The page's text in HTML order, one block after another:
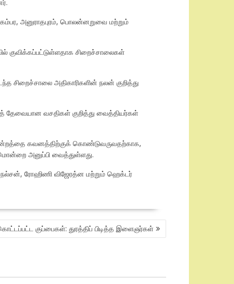
அனுராதபுரம், பொலன்னறுவை மற்றும்
குவிக்கப்பட்டுள்ளதாக சிறைச்சாலைகள்
சிறைச்சாலை அதிகாரிகளின் நலன் குறித்து
தேவையான வசதிகள் குறித்து வைத்தியர்கள்
கவனத்திற்குக் கொண்டுவருவதற்காக,
அனுப்பி வைத்துள்ளது.
நெல்சன், ரோஹிணி விஜேரத்ன மற்றும் ஹெக்டர்
குப்பைகள்: துரத்திப் பிடித்த இளைஞர்கள்